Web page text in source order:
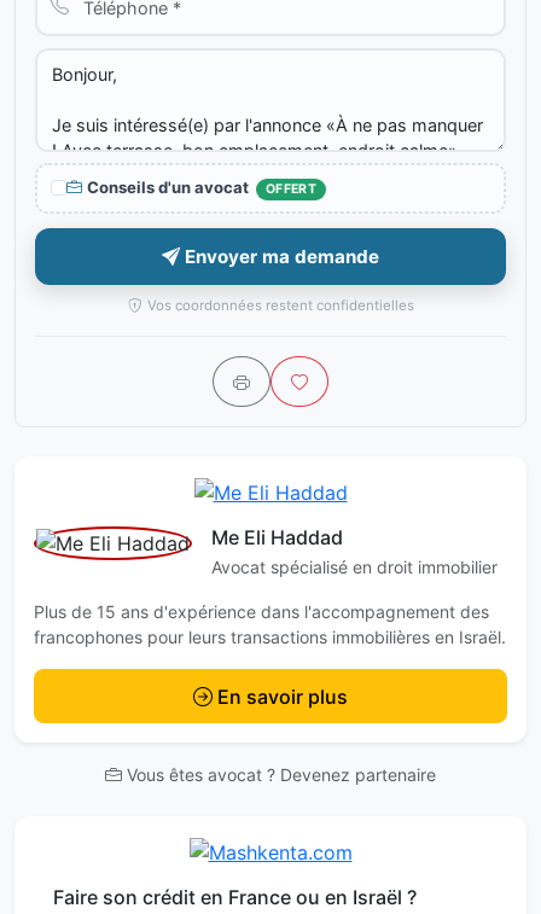
Conseils d'un avocat OFFERT
Envoyer ma demande
Vos coordonnées restent confidentielles
Me Eli Haddad
Avocat spécialisé en droit immobilier
Plus de 15 ans d'expérience dans l'accompagnement des
francophones pour leurs transactions immobilières en Israël.
En savoir plus
Vous êtes avocat ? Devenez partenaire
Faire son crédit en France ou en Israël ?